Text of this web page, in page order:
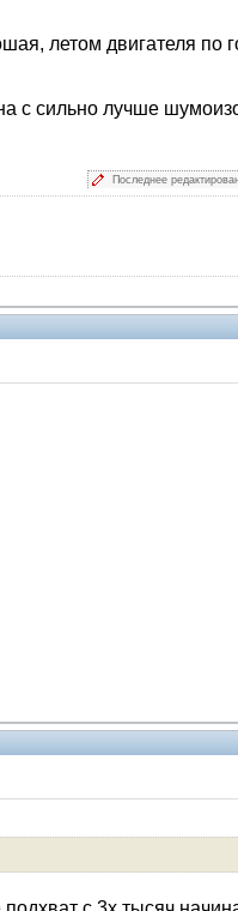
летом двигателя по
с сильно лучше
Последнее